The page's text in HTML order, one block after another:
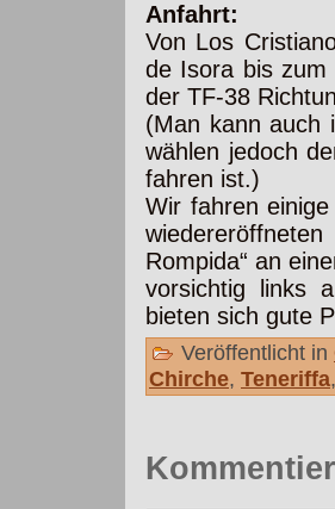
Anfahrt:
Von Los
de Isora bis zum
der TF-38
(Man kann auch
wählen jedoch
fahren ist.)
Wir fahren
Rompida“ an
vorsichtig links
bieten sich gute
Veröffentlicht in
Chirche, Teneriffa